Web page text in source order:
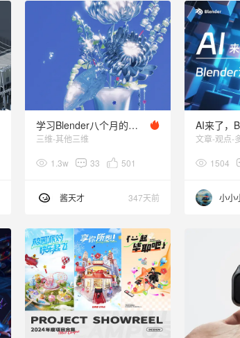
学习Blender八个月的记录
三维-其他三维
1.3w 33 501
酱天才 347天前
文章-观点-
1504
小小